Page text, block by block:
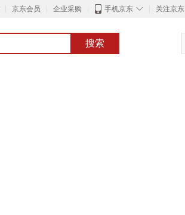
京东会员 企业采购 ◇
手机京东 关注京东
搜索